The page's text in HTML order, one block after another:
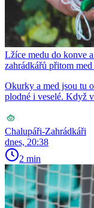
Lžíce medu do konve
zahrádkářů přitom
Okurky a med jsou tu
plodné i veselé. Když
Chalupáři-Zahrádkáři
dnes, 20:38
2 min